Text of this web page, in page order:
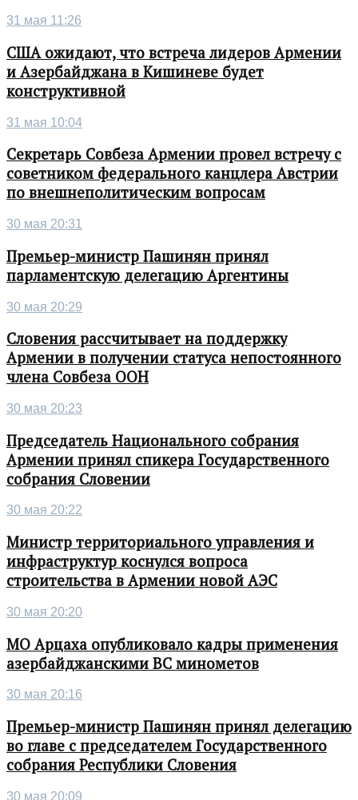
31 мая 11:26
США ожидают, что встреча лидеров Армении
и Азербайджана в Кишиневе будет
конструктивной
31 мая 10:04
Секретарь Совбеза Армении провел встречу с
советником федерального канцлера Австрии
по внешнеполитическим вопросам
30 мая 20:31
Премьер-министр Пашинян принял
парламентскую делегацию Аргентины
30 мая 20:29
Словения рассчитывает на поддержку
Армении в получении статуса непостоянного
члена Совбеза ООН
30 мая 20:23
Председатель Национального собрания
Армении принял спикера Государственного
собрания Словении
30 мая 20:22
Министр территориального управления и
инфраструктур коснулся вопроса
строительства в Армении новой АЭС
30 мая 20:20
МО Арцаха опубликовало кадры применения
азербайджанскими ВС минометов
30 мая 20:16
Премьер-министр Пашинян принял делегацию
во главе с председателем Государственного
собрания Республики Словения
30 мая 20:09